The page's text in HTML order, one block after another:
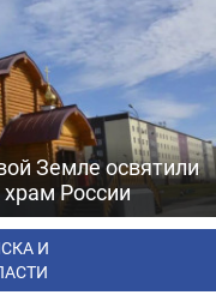
Земле освятили
России
И